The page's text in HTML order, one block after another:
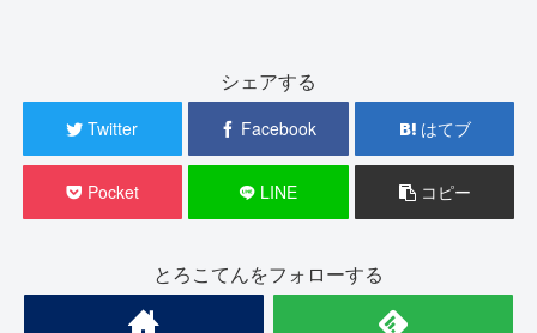
シェアする
Twitter Facebook はてブ
Pocket LINE コピー
とろこてんをフォローする